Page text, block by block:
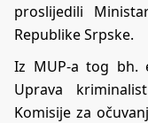
proslijedili
Republike Srpske.
Iz MUP-a tog bh.
Uprava
Komisije za